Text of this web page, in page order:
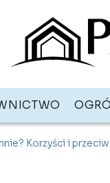
Korzyści i